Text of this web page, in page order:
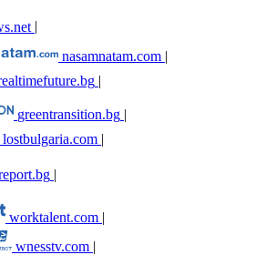
nasamnatam.com |
|
greentransition.bg |
lostbulgaria.com |
worktalent.com |
wnesstv.com |